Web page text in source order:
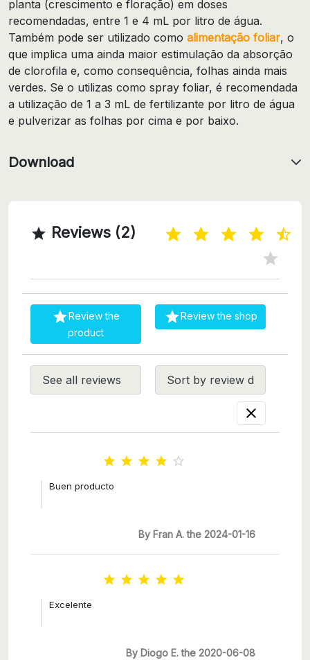
planta (crescimento e floração) em doses
recomendadas, entre 1 e 4 mL por litro de água.
Também pode ser utilizado como alimentação foliar, o
que implica uma ainda maior estimulação da absorção
de clorofila e, como consequência, folhas ainda mais
verdes. Se o utilizas como spray foliar, é recomendada
a utilização de 1 a 3 mL de fertilizante por litro de água
e pulverizar as folhas por cima e por baixo.
Download
 Reviews (2)
Review the
product
Review the shop

    
Buen producto
By Fran A. the 2024-01-16
    
Excelente
By Diogo E. the 2020-06-08